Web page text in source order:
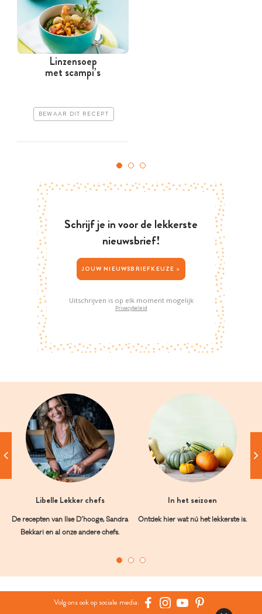
Linzensoep
met scampi’s
BEWAAR DIT RECEPT
Schrijf je in voor de lekkerste
nieuwsbrief!
JOUW NIEUWSBRIEFKEUZE >
Uitschrijven is op elk moment mogelijk
Privacybeleid
Libelle Lekker chefs
De recepten van Ilse D’hooge, Sandra
Bekkari en al onze andere chefs.
In het seizoen
Ontdek hier wat nú het lekkerste is.
Volg ons ook op sociale media: